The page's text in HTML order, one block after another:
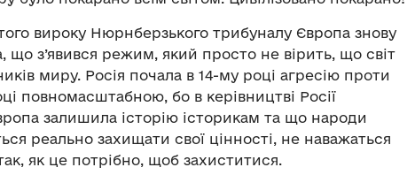
вироку Нюрнберзького трибуналу Європа знову
що з’явився режим, який просто не вірить, що світ
миру. Росія почала в 14-му році агресію проти
повномасштабною, бо в керівництві Росії
залишила історію історикам та що народи
реально захищати свої цінності, не наважаться
як це потрібно, щоб захиститися.